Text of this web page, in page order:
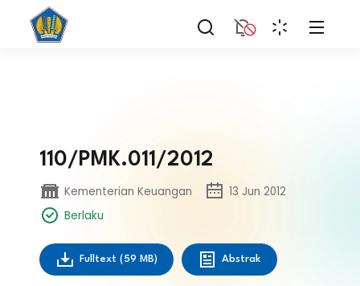
110/PMK.011/2012
Kementerian Keuangan
13 Jun 2012
Berlaku
Fulltext (59 MB) Abstrak